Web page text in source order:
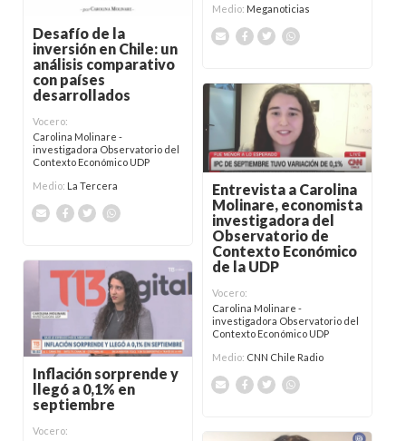
Medio: Meganoticias
Desafío de la
inversión en Chile: un
análisis comparativo
con países
desarrollados
Vocero:
Carolina Molinare -
investigadora Observatorio del
Contexto Económico UDP
Medio: La Tercera
Entrevista a Carolina
Molinare, economista
investigadora del
Observatorio de
Contexto Económico
de la UDP
Vocero:
Carolina Molinare -
investigadora Observatorio del
Contexto Económico UDP
Medio: CNN Chile Radio
Inflación sorprende y
llegó a 0,1% en
septiembre
Vocero: